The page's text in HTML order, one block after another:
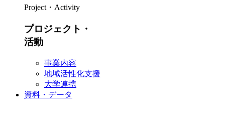
Project・Activity
プロジェクト・
活動
事業内容
地域活性化支援
大学連携
資料・データ